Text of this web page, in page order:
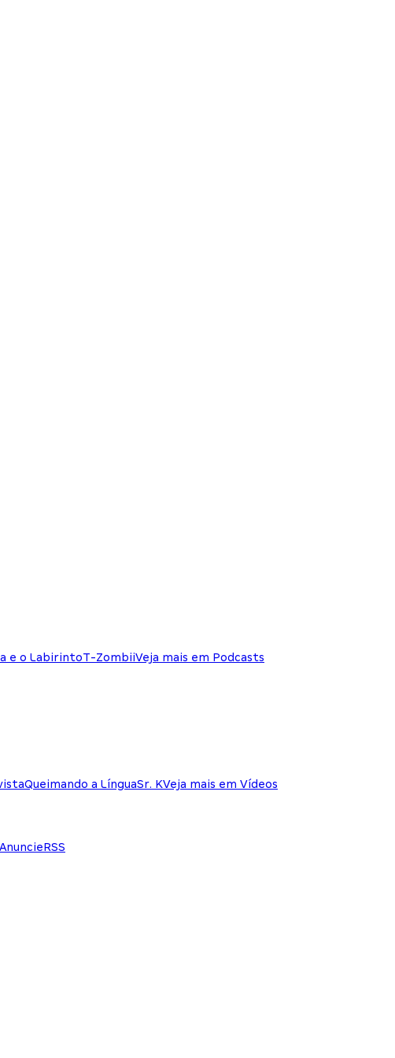
e o LabirintoT-ZombiiVeja mais em Podcasts
Queimando a LínguaSr. KVeja mais em Vídeos
AnuncieRSS